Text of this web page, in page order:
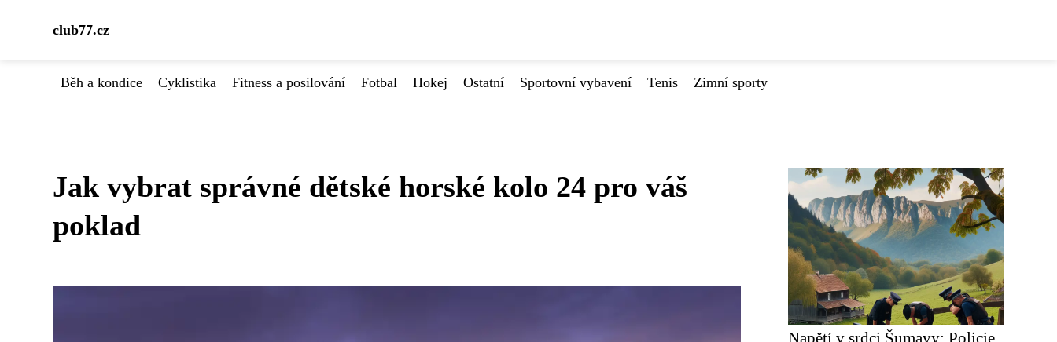
club77.cz
Běh a kondice Cyklistika Fitness a posilování Fotbal Hokej Ostatní Sportovní vybavení Tenis Zimní sporty
Jak vybrat správné dětské horské kolo 24 pro váš
poklad
Napětí v srdci Šumavy: Policie